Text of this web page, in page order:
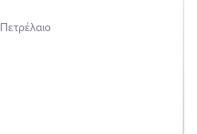
Πετρέλαιο